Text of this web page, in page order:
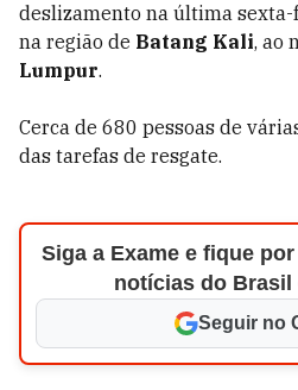
deslizamento na última
na região de Batang Kali, ao
Lumpur.
Cerca de 680 pessoas de
das tarefas de resgate.
Siga a Exame e fique
notícias do Brasil
Seguir no